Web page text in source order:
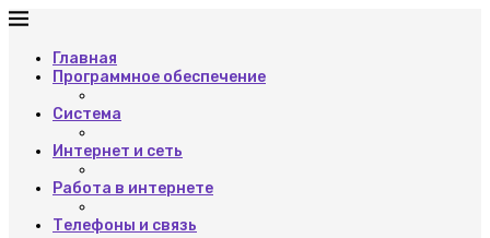
Главная
Программное обеспечение
Система
Интернет и сеть
Работа в интернете
Телефоны и связь